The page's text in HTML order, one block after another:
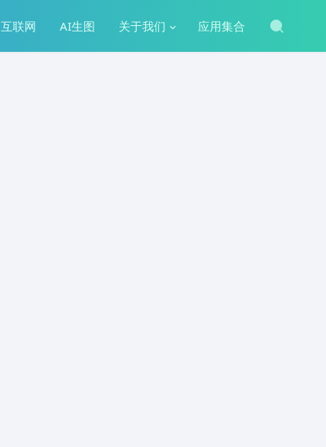
互联网 AI生图 关于我们 应用集合